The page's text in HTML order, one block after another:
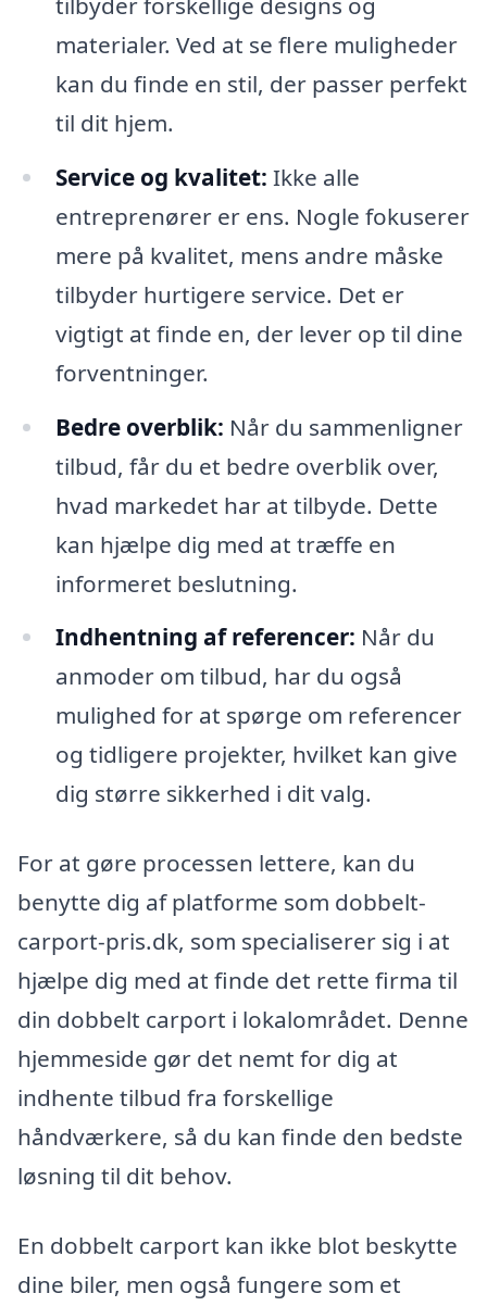
materialer. Ved at se flere muligheder
kan du finde en stil, der passer perfekt
til dit hjem.
Service og kvalitet: Ikke alle
entreprenører er ens. Nogle fokuserer
mere på kvalitet, mens andre måske
tilbyder hurtigere service. Det er
vigtigt at finde en, der lever op til dine
forventninger.
Bedre overblik: Når du sammenligner
tilbud, får du et bedre overblik over,
hvad markedet har at tilbyde. Dette
kan hjælpe dig med at træffe en
informeret beslutning.
Indhentning af referencer: Når du
anmoder om tilbud, har du også
mulighed for at spørge om referencer
og tidligere projekter, hvilket kan give
dig større sikkerhed i dit valg.
For at gøre processen lettere, kan du
benytte dig af platforme som dobbelt-
carport-pris.dk, som specialiserer sig i at
hjælpe dig med at finde det rette firma til
din dobbelt carport i lokalområdet. Denne
hjemmeside gør det nemt for dig at
indhente tilbud fra forskellige
håndværkere, så du kan finde den bedste
løsning til dit behov.
En dobbelt carport kan ikke blot beskytte
dine biler, men også fungere som et